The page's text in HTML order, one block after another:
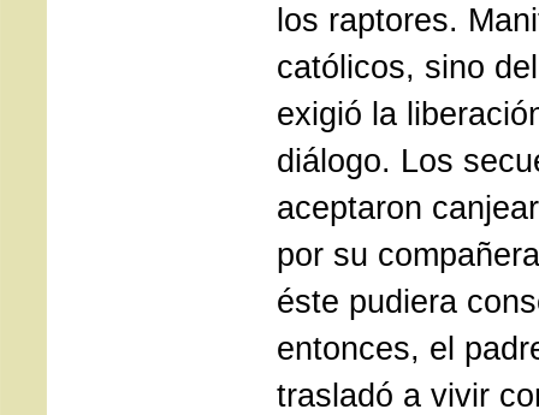
los raptores.
católicos, sino
exigió la
diálogo. Los
aceptaron
por su
éste pudiera
entonces, el
trasladó a vivir